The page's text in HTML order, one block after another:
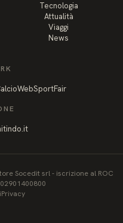
Tecnologia
Attualità
Viaggi
News
SportFair
Socedit srl - iscrizione al ROC
Privacy